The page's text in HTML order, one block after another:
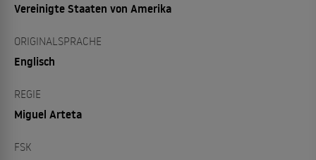
Vereinigte Staaten von Amerika
ORIGINALSPRACHE
Englisch
REGIE
Miguel Arteta
FSK